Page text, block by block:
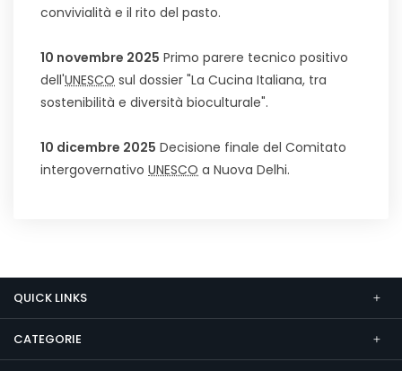
convivialità e il rito del pasto.
10 novembre 2025 Primo parere tecnico positivo
dell'UNESCO sul dossier "La Cucina Italiana, tra
sostenibilità e diversità bioculturale".
10 dicembre 2025 Decisione finale del Comitato
intergovernativo UNESCO a Nuova Delhi.
QUICK LINKS
CATEGORIE